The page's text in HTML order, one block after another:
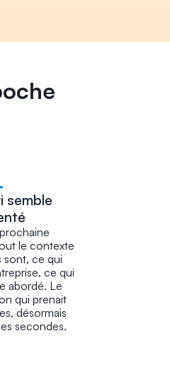
semble
le contexte
sont, ce qui
ce qui
abordé. Le
qui prenait
désormais
secondes.